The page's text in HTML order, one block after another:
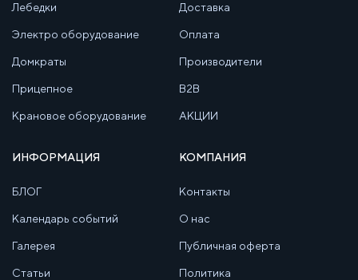
Лебедки
Электро оборудование
Домкраты
Прицепное
Крановое оборудование
Доставка
Оплата
Производители
B2B
АКЦИИ
ИНФОРМАЦИЯ
БЛОГ
Календарь событий
Галерея
Статьи
КОМПАНИЯ
Контакты
О нас
Публичная оферта
Политика